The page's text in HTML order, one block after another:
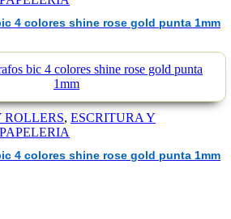
4 colores shine rose gold punta 1mm
ROLLERS, ESCRITURA Y
PAPELERIA
4 colores shine rose gold punta 1mm